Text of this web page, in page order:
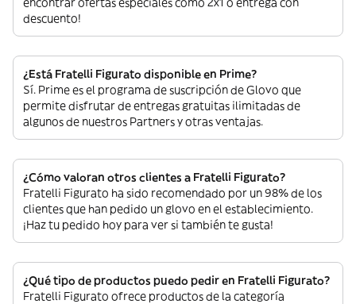
descuento!
¿Está Fratelli Figurato disponible en Prime?
Sí. Prime es el programa de suscripción de Glovo que
permite disfrutar de entregas gratuitas ilimitadas de
algunos de nuestros Partners y otras ventajas.
¿Cómo valoran otros clientes a Fratelli Figurato?
Fratelli Figurato ha sido recomendado por un 98% de los
clientes que han pedido un glovo en el establecimiento.
¡Haz tu pedido hoy para ver si también te gusta!
¿Qué tipo de productos puedo pedir en Fratelli Figurato?
Fratelli Figurato ofrece productos de la categoría